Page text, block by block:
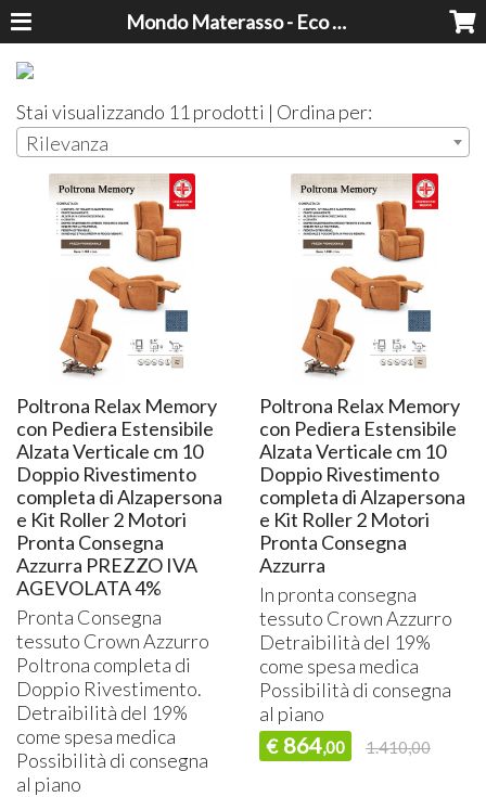
Mondo Materasso - Eco Dreams srl
Stai visualizzando 11 prodotti | Ordina per:
Rilevanza
Poltrona Relax Memory
con Pediera Estensibile
Alzata Verticale cm 10
Doppio Rivestimento
completa di Alzapersona
e Kit Roller 2 Motori
Pronta Consegna
Azzurra PREZZO IVA
AGEVOLATA 4%
Pronta Consegna
tessuto Crown Azzurro
Poltrona completa di
Doppio Rivestimento.
Detraibilità del 19%
come spesa medica
Possibilità di consegna
al piano
Poltrona Relax Memory
con Pediera Estensibile
Alzata Verticale cm 10
Doppio Rivestimento
completa di Alzapersona
e Kit Roller 2 Motori
Pronta Consegna
Azzurra
In pronta consegna
tessuto Crown Azzurro
Detraibilità del 19%
come spesa medica
Possibilità di consegna
al piano
€ 864,00 1.410,00